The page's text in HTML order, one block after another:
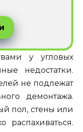
у угловых
недостатки.
не подлежат
демонтажа.
пол, стены или
распахиваться.